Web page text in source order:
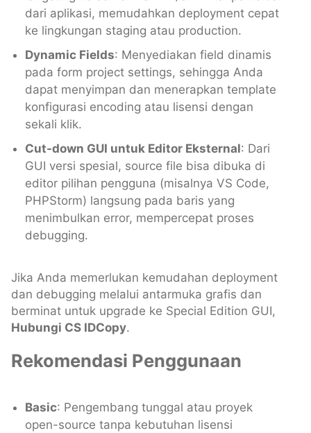
dari aplikasi, memudahkan deployment cepat
ke lingkungan staging atau production.
Dynamic Fields: Menyediakan field dinamis
pada form project settings, sehingga Anda
dapat menyimpan dan menerapkan template
konfigurasi encoding atau lisensi dengan
sekali klik.
Cut-down GUI untuk Editor Eksternal: Dari
GUI versi spesial, source file bisa dibuka di
editor pilihan pengguna (misalnya VS Code,
PHPStorm) langsung pada baris yang
menimbulkan error, mempercepat proses
debugging.
Jika Anda memerlukan kemudahan deployment
dan debugging melalui antarmuka grafis dan
berminat untuk upgrade ke Special Edition GUI,
Hubungi CS IDCopy.
Rekomendasi Penggunaan
Basic: Pengembang tunggal atau proyek
open-source tanpa kebutuhan lisensi